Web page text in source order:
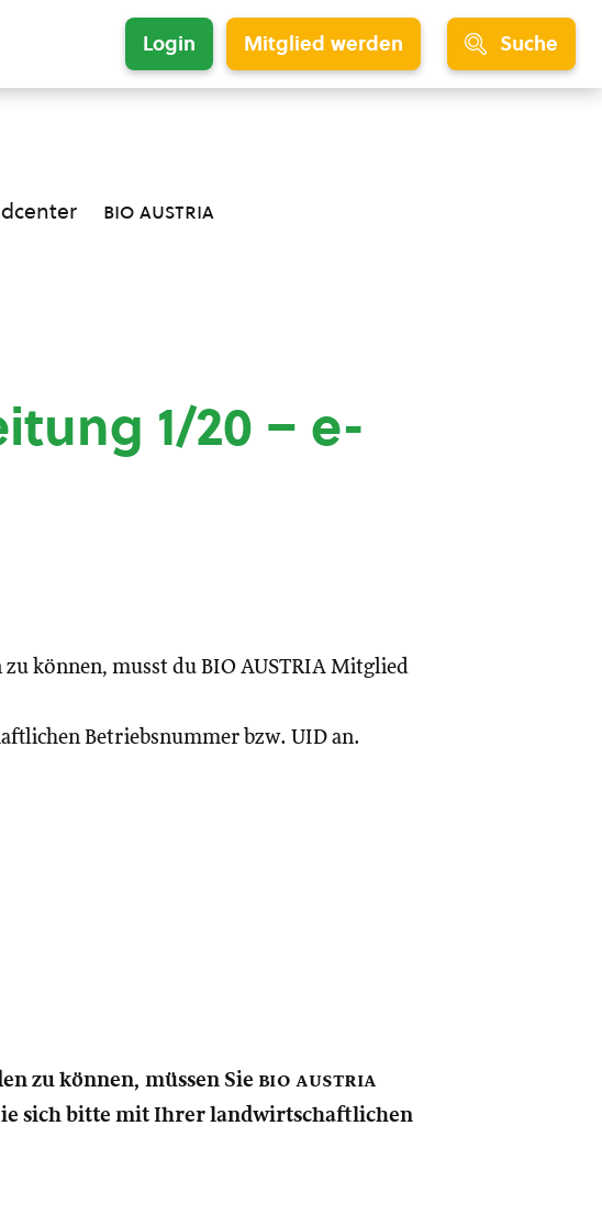
Login Mitglied werden Suche
bio austria
1/20 – e-
können, musst du BIO AUSTRIA Mitglied
Betriebsnummer bzw. UID an.
zu können, müssen Sie bio austria
sich bitte mit Ihrer landwirtschaftlichen